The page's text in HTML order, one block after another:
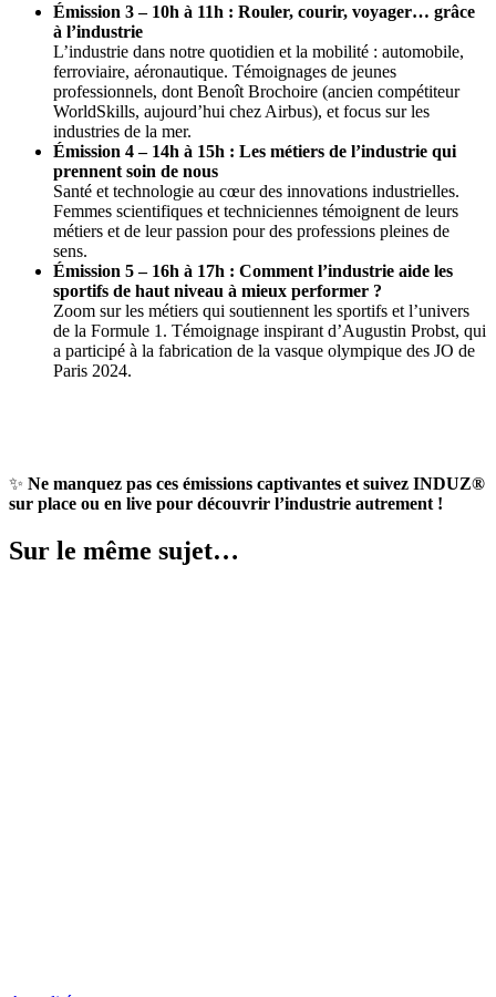
Émission 3 – 10h à 11h : Rouler, courir, voyager… grâce
à l’industrie
L’industrie dans notre quotidien et la mobilité : automobile,
ferroviaire, aéronautique. Témoignages de jeunes
professionnels, dont Benoît Brochoire (ancien compétiteur
WorldSkills, aujourd’hui chez Airbus), et focus sur les
industries de la mer.
Émission 4 – 14h à 15h : Les métiers de l’industrie qui
prennent soin de nous
Santé et technologie au cœur des innovations industrielles.
Femmes scientifiques et techniciennes témoignent de leurs
métiers et de leur passion pour des professions pleines de
sens.
Émission 5 – 16h à 17h : Comment l’industrie aide les
sportifs de haut niveau à mieux performer ?
Zoom sur les métiers qui soutiennent les sportifs et l’univers
de la Formule 1. Témoignage inspirant d’Augustin Probst, qui
a participé à la fabrication de la vasque olympique des JO de
Paris 2024.
✨ Ne manquez pas ces émissions captivantes et suivez INDUZ®
sur place ou en live pour découvrir l’industrie autrement !
Sur le même sujet…